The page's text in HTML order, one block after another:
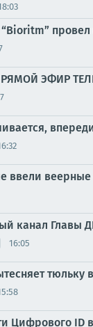
“Bioritm”
ЭФИР
ввели
канал Главы
16:05
тюльку
Цифрового ID